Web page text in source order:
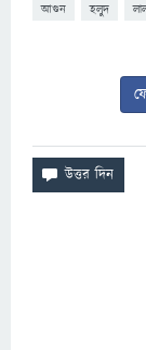
আগুন হলুদ